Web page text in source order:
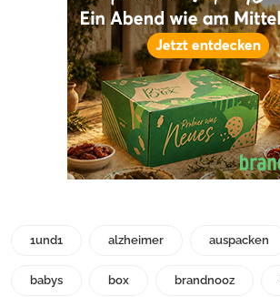
1und1 alzheimer auspacken
babys box brandnooz